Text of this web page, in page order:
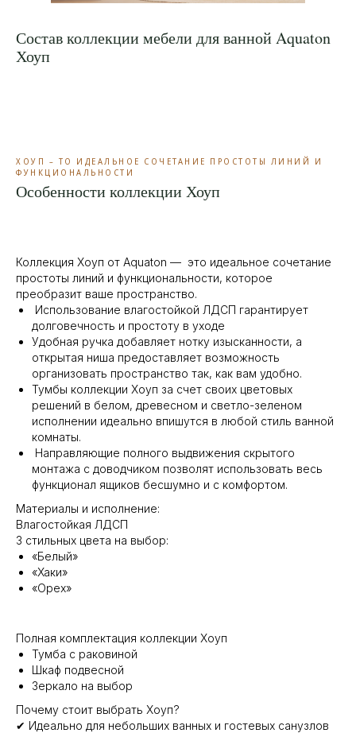
Состав коллекции мебели для ванной Aquaton
Хоуп
ХОУП – ТО ИДЕАЛЬНОЕ СОЧЕТАНИЕ ПРОСТОТЫ ЛИНИЙ И
ФУНКЦИОНАЛЬНОСТИ
Особенности коллекции Хоуп
Коллекция Хоуп от Aquaton — это идеальное сочетание
простоты линий и функциональности, которое
преобразит ваше пространство.
Использование влагостойкой ЛДСП гарантирует
долговечность и простоту в уходе
Удобная ручка добавляет нотку изысканности, а
открытая ниша предоставляет возможность
организовать пространство так, как вам удобно.
Тумбы коллекции Хоуп за счет своих цветовых
решений в белом, древесном и светло-зеленом
исполнении идеально впишутся в любой стиль ванной
комнаты.
Направляющие полного выдвижения скрытого
монтажа с доводчиком позволят использовать весь
функционал ящиков бесшумно и с комфортом.
Материалы и исполнение:
Влагостойкая ЛДСП
3 стильных цвета на выбор:
«Белый»
«Хаки»
«Орех»
Полная комплектация коллекции Хоуп
Тумба с раковиной
Шкаф подвесной
Зеркало на выбор
Почему стоит выбрать Хоуп?
✔ Идеально для небольших ванных и гостевых санузлов